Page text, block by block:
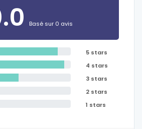
Basé sur 0 avis
5 stars
4 stars
3 stars
2 stars
1 stars